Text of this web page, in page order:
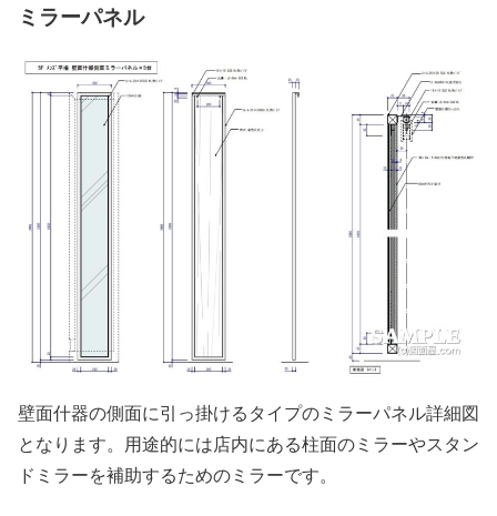
ミラーパネル
壁面什器の側面に引っ掛けるタイプのミラーパネル詳細図
となります。用途的には店内にある柱面のミラーやスタン
ドミラーを補助するためのミラーです。